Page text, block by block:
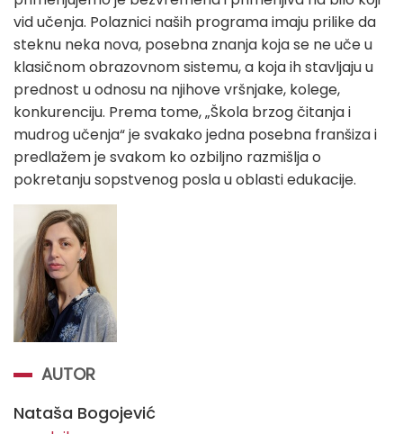
vid učenja. Polaznici naših programa imaju prilike da
steknu neka nova, posebna znanja koja se ne uče u
klasičnom obrazovnom sistemu, a koja ih stavljaju u
prednost u odnosu na njihove vršnjake, kolege,
konkurenciju. Prema tome, „Škola brzog čitanja i
mudrog učenja“ je svakako jedna posebna franšiza i
predlažem je svakom ko ozbiljno razmišlja o
pokretanju sopstvenog posla u oblasti edukacije.
AUTOR
Nataša Bogojević